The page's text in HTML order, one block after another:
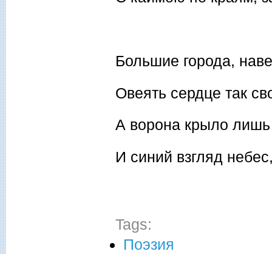
Большие города,
Овеять сердце так
А ворона крыло лишь
И синий взгляд
Tags:
Поэзия